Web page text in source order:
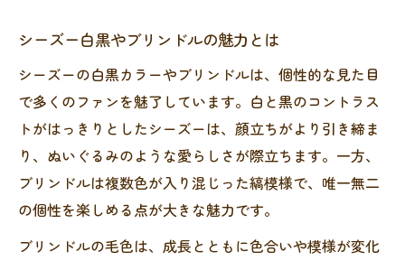
シーズー白黒やブリンドルの魅力とは
シーズーの白黒カラーやブリンドルは、個性的な見た目
で多くのファンを魅了しています。白と黒のコントラス
トがはっきりとしたシーズーは、顔立ちがより引き締ま
り、ぬいぐるみのような愛らしさが際立ちます。一方、
ブリンドルは複数色が入り混じった縞模様で、唯一無二
の個性を楽しめる点が大きな魅力です。
ブリンドルの毛色は、成長とともに色合いや模様が変化